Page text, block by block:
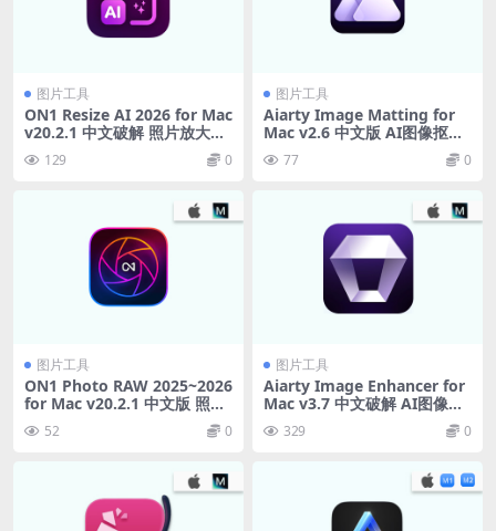
图片工具
ON1 Resize AI 2026 for Mac
v20.2.1 中文破解 照片放大软
件 129 0
图片工具
Aiarty Image Matting for
Mac v2.6 中文版 AI图像抠图
软件
77 0
图片工具
ON1 Photo RAW 2025~2026
for Mac v20.2.1 中文版 照片
52 0
图片工具
Aiarty Image Enhancer for
Mac v3.7 中文破解 AI图像增
329 0